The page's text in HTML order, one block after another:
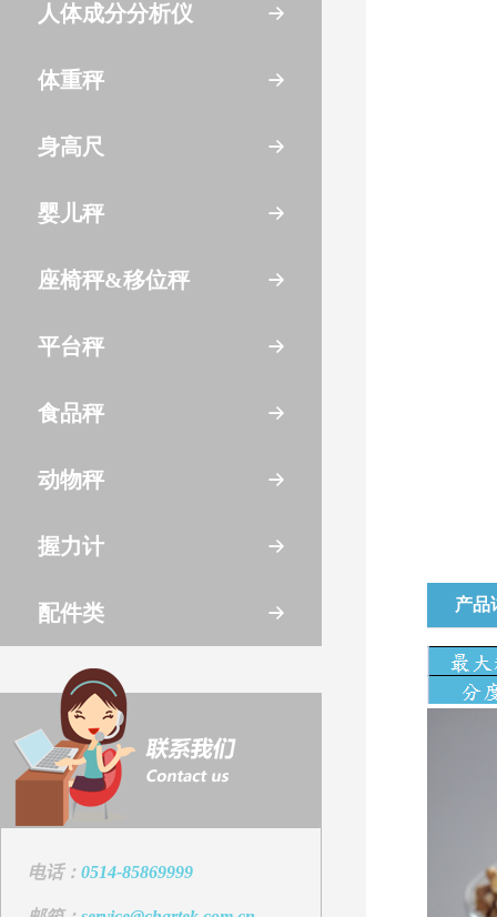
人体成分分析仪
体重秤
身高尺
婴儿秤
座椅秤&移位秤
平台秤
食品秤
动物秤
握力计
配件类
电话： 0514-85869999
产品